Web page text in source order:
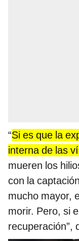
“Si es que la
interna de las
mueren los
con la
mucho mayor,
morir. Pero, si
recuperación”,